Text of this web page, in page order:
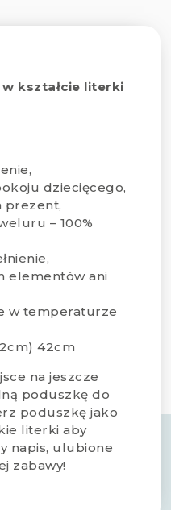
kształcie literki
dziecięcego,
prezent,
– 100%
elementów ani
w temperaturze
42cm
na jeszcze
poduszkę do
poduszkę jako
literki aby
napis, ulubione
zabawy!